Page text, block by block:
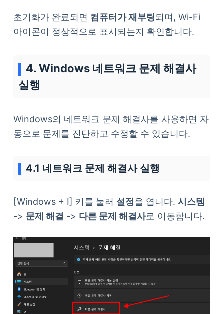
초기화가 완료되면 컴퓨터가 재부팅되며, Wi-Fi
아이콘이 정상적으로 표시되는지 확인합니다.
4. Windows 네트워크 문제 해결사
실행
Windows의 네트워크 문제 해결사를 사용하면 자
동으로 문제를 진단하고 수정할 수 있습니다.
4.1 네트워크 문제 해결사 실행
[Windows + I] 키를 눌러 설정을 엽니다. 시스템
-> 문제 해결 -> 다른 문제 해결사로 이동합니다.